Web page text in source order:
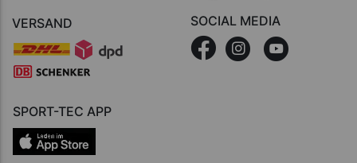
VERSAND SOCIAL MEDIA
SPORT-TEC APP